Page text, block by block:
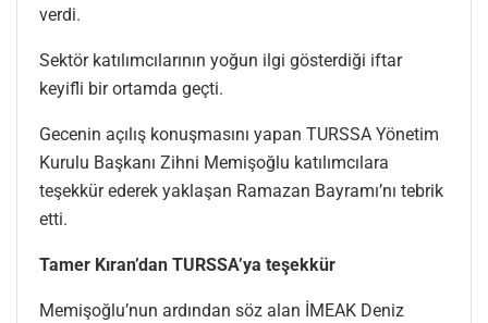
verdi.
Sektör katılımcılarının yoğun ilgi gösterdiği iftar
keyifli bir ortamda geçti.
Gecenin açılış konuşmasını yapan TURSSA Yönetim
Kurulu Başkanı Zihni Memişoğlu katılımcılara
teşekkür ederek yaklaşan Ramazan Bayramı’nı tebrik
etti.
Tamer Kıran’dan TURSSA’ya teşekkür
Memişoğlu’nun ardından söz alan İMEAK Deniz